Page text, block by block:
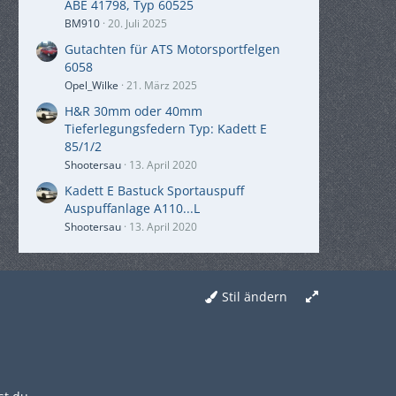
ABE 41798, Typ 60525
BM910 20. Juli 2025
Gutachten für ATS Motorsportfelgen
6058
Opel_Wilke 21. März 2025
H&R 30mm oder 40mm
Tieferlegungsfedern Typ: Kadett E
85/1/2
Shootersau 13. April 2020
Kadett E Bastuck Sportauspuff
Auspuffanlage A110...L
Shootersau 13. April 2020
Stil ändern